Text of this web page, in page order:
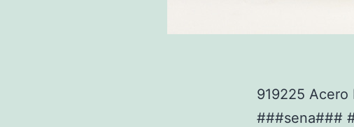
919225
###sena###